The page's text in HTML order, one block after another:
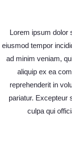
Lorem ipsum dolor
eiusmod tempor
ad minim veniam,
aliquip ex ea
reprehenderit in
pariatur. Excepteur
culpa qui